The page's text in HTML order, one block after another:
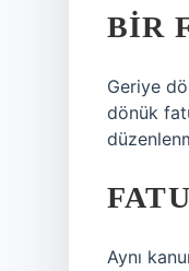
BIR
Geriye
dönük
Aynı